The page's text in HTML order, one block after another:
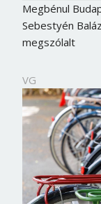
Megbénul
Sebestyén
megszólalt
VG